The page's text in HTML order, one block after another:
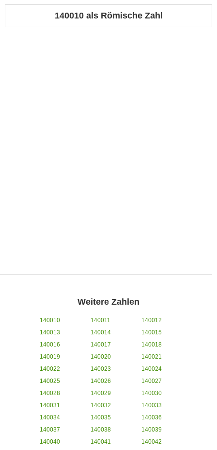
140010 als Römische Zahl
Weitere Zahlen
140010 140011
140012
140013
140014
140015
140016
140017
140018
140019
140020
140021
140022
140023
140024
140025
140026
140027
140028
140029
140030
140031
140032
140033
140034
140035
140036
140037
140038
140039
140040
140041
140042